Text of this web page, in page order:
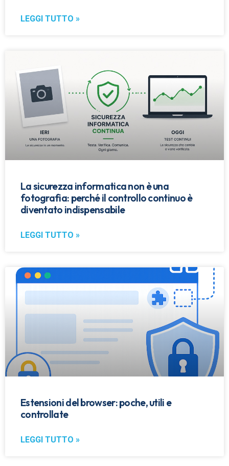
LEGGI TUTTO »
La sicurezza informatica non è una
fotografia: perché il controllo continuo è
diventato indispensabile
LEGGI TUTTO »
Estensioni del browser: poche, utili e
controllate
LEGGI TUTTO »